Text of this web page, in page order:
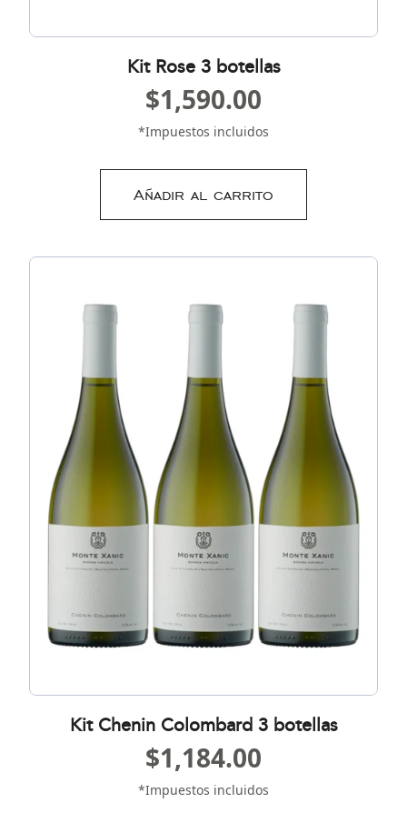
Kit Rose 3 botellas
$1,590.00
*Impuestos incluidos
Añadir al carrito
Kit Chenin Colombard 3 botellas
$1,184.00
*Impuestos incluidos